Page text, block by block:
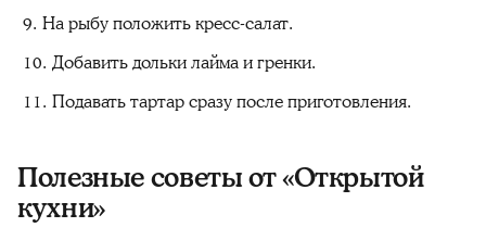
На рыбу положить кресс-салат.
Добавить дольки лайма и гренки.
Подавать тартар сразу после приготовления.
Полезные советы от «Открытой
кухни»